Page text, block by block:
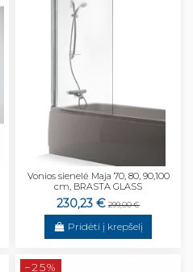
Vonios sienelė Maja 70, 80, 90,100
cm, BRASTA GLASS
230,23 € 299,00 €
Pridėti į krepšelį
−25%